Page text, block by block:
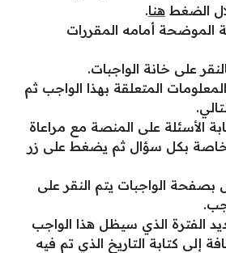
الضغط هنا.
الموضحة أمامه المقررات
على خانة الواجبات.
المتعلقة بهذا الواجب ثم
الأسئلة على المنصة مع مراعاة
بكل سؤال ثم يضغط على زر
الواجبات يتم النقر على
الفترة الذي سيظل هذا الواجب
إلى كتابة التاريخ الذي تم فيه